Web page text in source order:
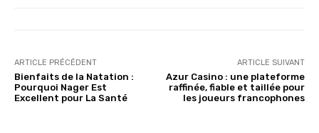
ARTICLE PRÉCÉDENT
Bienfaits de la Natation :
Pourquoi Nager Est
Excellent pour La Santé
ARTICLE SUIVANT
Azur Casino : une plateforme
raffinée, fiable et taillée pour
les joueurs francophones